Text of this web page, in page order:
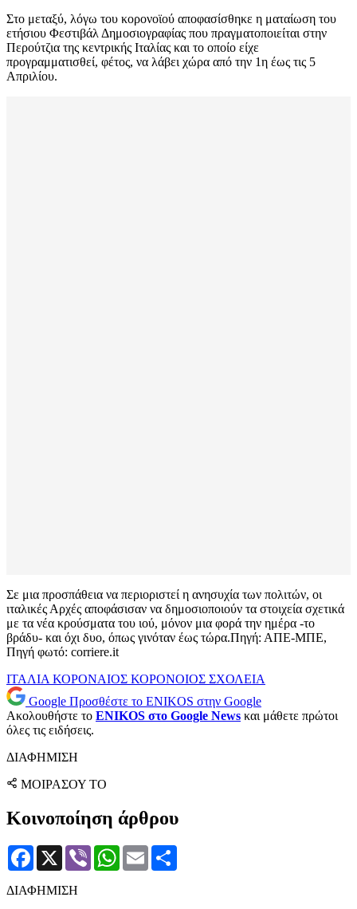
Στο μεταξύ, λόγω του κορονοϊού αποφασίσθηκε η ματαίωση του
ετήσιου Φεστιβάλ Δημοσιογραφίας που πραγματοποιείται στην
Περούτζια της κεντρικής Ιταλίας και το οποίο είχε
προγραμματισθεί, φέτος, να λάβει χώρα από την 1η έως τις 5
Απριλίου.
Σε μια προσπάθεια να περιοριστεί η ανησυχία των πολιτών, οι
ιταλικές Αρχές αποφάσισαν να δημοσιοποιούν τα στοιχεία σχετικά
με τα νέα κρούσματα του ιού, μόνον μια φορά την ημέρα -το
βράδυ- και όχι δυο, όπως γινόταν έως τώρα.Πηγή: ΑΠΕ-ΜΠΕ,
Πηγή φωτό: corriere.it
ΙΤΑΛΙΑ ΚΟΡΟΝΑΙΟΣ ΚΟΡΟΝΟΙΟΣ ΣΧΟΛΕΙΑ
Google Προσθέστε το ENIKOS στην Google
Ακολουθήστε το ENIKOS στο Google News και μάθετε πρώτοι
όλες τις ειδήσεις.
ΔΙΑΦΗΜΙΣΗ
ΜΟΙΡΑΣΟΥ ΤΟ
Κοινοποίηση άρθρου
Facebook
X Viber WhatsApp
Email
ΔΙΑΦΗΜΙΣΗ